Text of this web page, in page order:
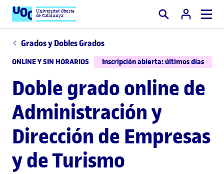
Universitat Oberta
de Catalunya Buscar
Grados y Dobles Grados
ONLINE Y SIN HORARIOS Inscripción abierta: últimos días
Doble grado online de
Administración y
Dirección de Empresas
y de Turismo